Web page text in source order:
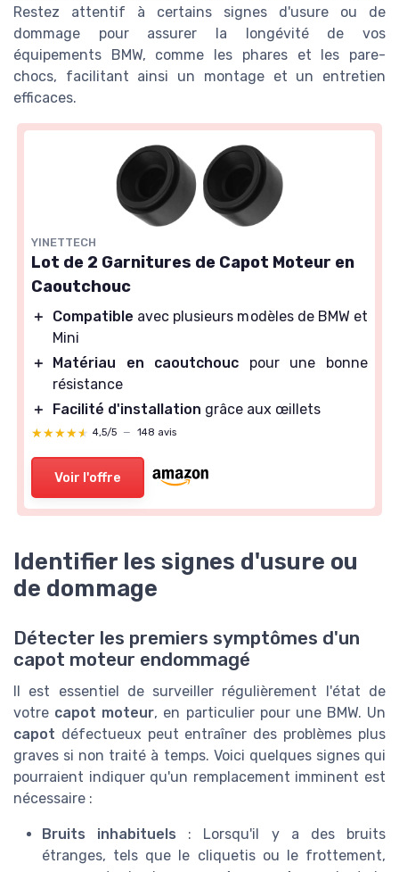
Restez attentif à certains signes d'usure ou de
dommage pour assurer la longévité de vos
équipements BMW, comme les phares et les pare-
chocs, facilitant ainsi un montage et un entretien
efficaces.
YINETTECH
Lot de 2 Garnitures de Capot Moteur en
Caoutchouc
＋ Compatible avec plusieurs modèles de BMW et
Mini
＋
Matériau en caoutchouc pour une bonne
résistance
＋
Facilité d'installation grâce aux œillets
★★★★★
★★★★★ 4,5/5 — 148 avis
Voir l'offre
Identifier les signes d'usure ou
de dommage
Détecter les premiers symptômes d'un
capot moteur endommagé
Il est essentiel de surveiller régulièrement l'état de
votre capot moteur, en particulier pour une BMW. Un
capot défectueux peut entraîner des problèmes plus
graves si non traité à temps. Voici quelques signes qui
pourraient indiquer qu'un remplacement imminent est
nécessaire :
Bruits inhabituels : Lorsqu'il y a des bruits
étranges, tels que le cliquetis ou le frottement,